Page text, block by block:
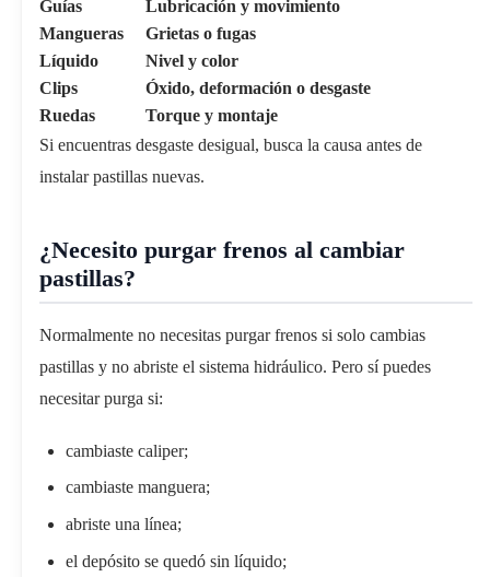
Guías
Lubricación y movimiento
Mangueras
Grietas o fugas
Líquido
Nivel y color
Clips
Óxido, deformación o desgaste
Ruedas
Torque y montaje
Si encuentras desgaste desigual, busca la causa antes de
instalar pastillas nuevas.
¿Necesito purgar frenos al cambiar
pastillas?
Normalmente no necesitas purgar frenos si solo cambias
pastillas y no abriste el sistema hidráulico. Pero sí puedes
necesitar purga si:
cambiaste caliper;
cambiaste manguera;
abriste una línea;
el depósito se quedó sin líquido;